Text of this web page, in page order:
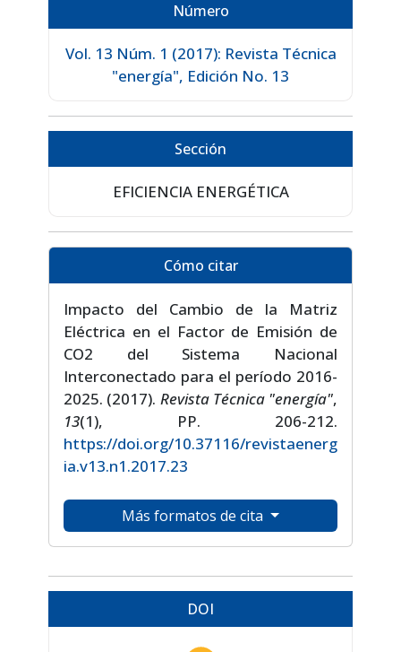
Número
Vol. 13 Núm. 1 (2017): Revista Técnica
"energía", Edición No. 13
Sección
EFICIENCIA ENERGÉTICA
Cómo citar
Impacto del Cambio de la Matriz
Eléctrica en el Factor de Emisión de
CO2 del Sistema Nacional
Interconectado para el período 2016-
2025. (2017). Revista Técnica "energía",
13(1), PP. 206-212.
https://doi.org/10.37116/revistaenerg
ia.v13.n1.2017.23
Más formatos de cita
DOI